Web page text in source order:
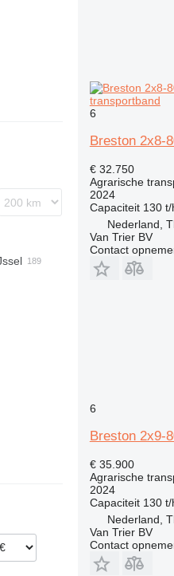
transportband
6
Breston 2x8-
€ 32.750
Agrarische
2024
Capaciteit 130 t/
Nederland,
Van Trier BV
Contact
6
Breston 2x9-
€ 35.900
Agrarische
2024
Capaciteit 130 t/
Nederland,
Van Trier BV
Contact